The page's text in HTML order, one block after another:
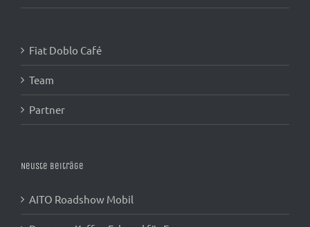
Fiat Doblo Café
Team
Partner
Neuste Beiträge
AITO Roadshow Mobil